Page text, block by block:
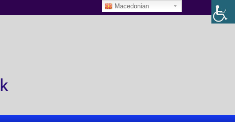
Macedonian